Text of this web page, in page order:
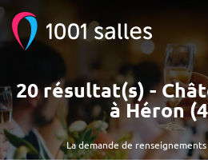
La demande de
20 résultat(s) -
à Héron